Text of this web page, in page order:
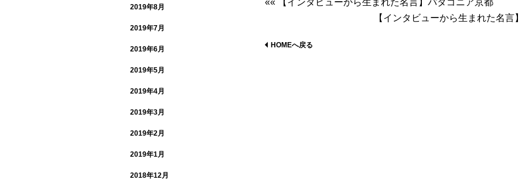
«« 【インタビューから生まれた名言】パタゴニア京都
【インタビューから生まれた名言
HOMEへ戻る
2019年8月
2019年7月
2019年6月
2019年5月
2019年4月
2019年3月
2019年2月
2019年1月
2018年12月